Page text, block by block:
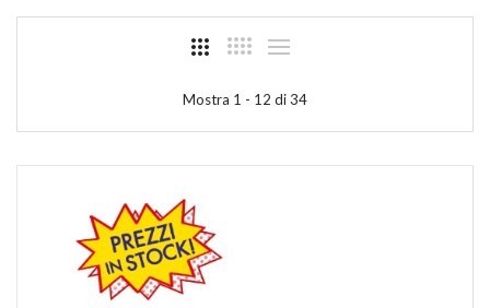
Mostra 1 - 12 di 34